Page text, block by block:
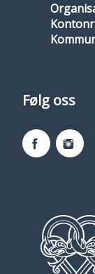
Kontonr
Følg oss
Facebook